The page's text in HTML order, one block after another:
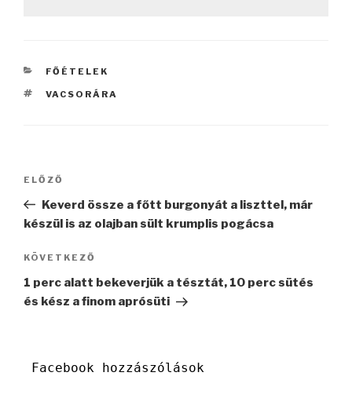
KATEGÓRIÁK
FŐÉTELEK
CÍMKÉK
VACSORÁRA
Bejegyzés
Korábbi
bejegyzés
ELŐZŐ
Keverd össze a főtt burgonyát a liszttel, már
készül is az olajban sült krumplis pogácsa
Következő
bejegyzés
KÖVETKEZŐ
1 perc alatt bekeverjük a tésztát, 10 perc sütés
és kész a finom aprósüti
Facebook hozzászólások